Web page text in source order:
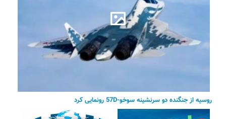
روسیه از جنگنده دو سرنشینه سوخو-57D رونمایی کرد